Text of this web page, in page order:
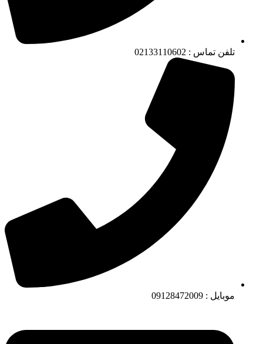
تلفن تماس : 02133110602
موبایل : 09128472009